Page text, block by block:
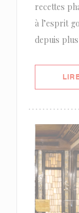
recettes
à l’esprit
depuis plus